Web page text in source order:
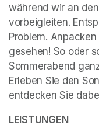
während wir an
vorbeigleiten.
Problem.
gesehen! So oder
Sommerabend
Erleben Sie den
entdecken Sie
LEISTUNGEN